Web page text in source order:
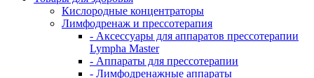
Кислородные концентраторы
Лимфодренаж и прессотерапия
- Аксессуары для аппаратов прессотерапии
Lympha Master
- Аппараты для прессотерапии
- Лимфодренажные аппараты